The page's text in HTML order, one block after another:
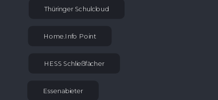
Thüringer Schulcloud
Home.Info Point
HESS Schließfächer
Essenabieter